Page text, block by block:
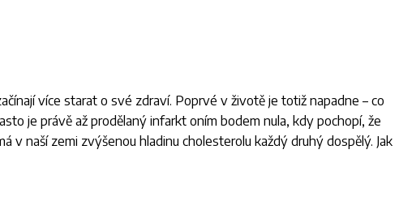
více starat o své zdraví. Poprvé v životě je totiž napadne – co
je právě až prodělaný infarkt oním bodem nula, kdy pochopí, že
v naší zemi zvýšenou hladinu cholesterolu každý druhý dospělý. Jak